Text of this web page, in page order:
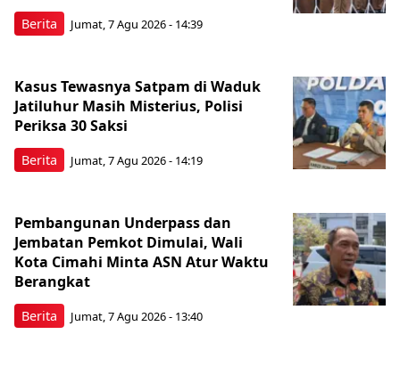
Berita Jumat, 7 Agu 2026 - 14:39
Berita
Kasus Tewasnya Satpam di Waduk
Jatiluhur Masih Misterius, Polisi
Periksa 30 Saksi
Jumat, 7 Agu 2026 - 14:19
Berita
Pembangunan Underpass dan
Jembatan Pemkot Dimulai, Wali
Kota Cimahi Minta ASN Atur Waktu
Berangkat
Jumat, 7 Agu 2026 - 13:40